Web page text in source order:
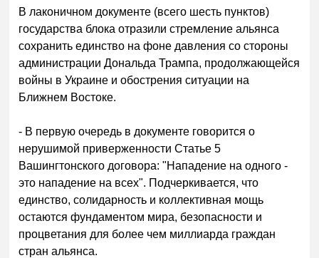
В лаконичном документе (всего шесть пунктов)
государства блока отразили стремление альянса
сохранить единство на фоне давления со стороны
администрации Дональда Трампа, продолжающейся
войны в Украине и обострения ситуации на
Ближнем Востоке.
- В первую очередь в документе говорится о
нерушимой приверженности Статье 5
Вашингтонского договора: "Нападение на одного -
это нападение на всех". Подчеркивается, что
единство, солидарность и коллективная мощь
остаются фундаментом мира, безопасности и
процветания для более чем миллиарда граждан
стран альянса.